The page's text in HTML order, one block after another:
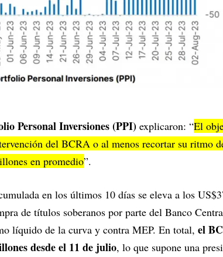
Personal Inversiones (PPI) explicaron: “El
del BCRA o al menos recortar su ritmo
en promedio”.
en los últimos 10 días se eleva a los
de títulos soberanos por parte del Banco
líquido de la curva y contra MEP. En total, el
desde el 11 de julio, lo que supone una